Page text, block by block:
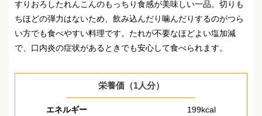
すりおろしたれんこんのもっちり食感が美味しい一品。 切りも
ちほどの弾力はないため、飲み込んだり噛んだりするのがつら
い方でも食べやすい料理です。 たれが不要なほどよい塩加減
で、口内炎の症状があるときでも安心して食べられます。
栄養価（1人分）
エネルギー
199kcal